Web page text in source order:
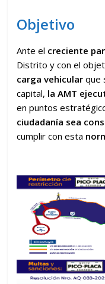
Objetivo
Ante el creciente
Distrito y con el
carga vehicular que
capital, la AMT
en puntos
ciudadanía sea
cumplir con esta